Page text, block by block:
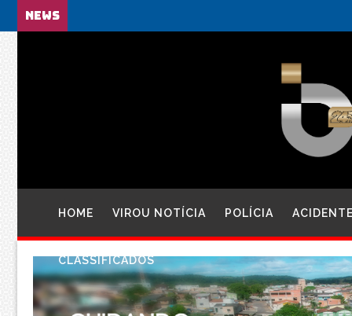
NEWS
HOME VIROU NOTÍCIA POLÍCIA
CLASSIFICADOS